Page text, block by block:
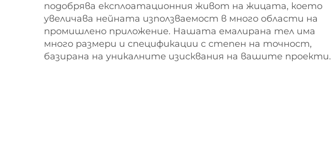
подобрява експлоатационния живот на жицата, което
увеличава нейната използваемост в много области на
промишлено приложение. Нашата емалирана тел има
много размери и спецификации с степен на точност,
базирана на уникалните изисквания на вашите проекти.